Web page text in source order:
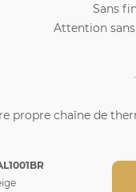
Sans
Attention
propre chaîne de